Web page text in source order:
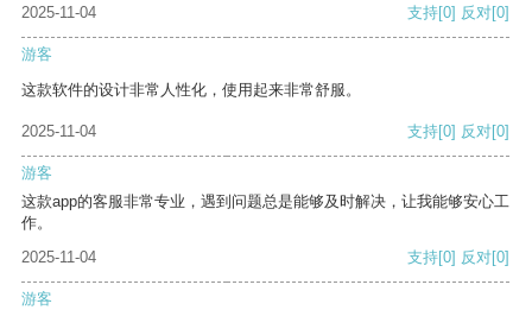
2025-11-04 支持[0] 反对[0]
游客
这款软件的设计非常人性化，使用起来非常舒服。
2025-11-04 支持[0] 反对[0]
游客
这款app的客服非常专业，遇到问题总是能够及时解决，让我能够安心工
作。
2025-11-04
支持[0] 反对[0]
游客